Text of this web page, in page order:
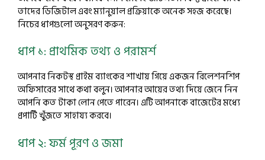
তাদের ডিজিটাল এবং ম্যানুয়াল প্রক্রিয়াকে অনেক সহজ করেছে।
নিচের ধাপগুলো অনুসরণ করুন:
ধাপ ১: প্রাথমিক তথ্য ও পরামর্শ
আপনার নিকটস্থ প্রাইম ব্যাংকের শাখায় গিয়ে একজন রিলেশনশিপ
অফিসারের সাথে কথা বলুন। আপনার আয়ের তথ্য দিয়ে জেনে নিন
আপনি কত টাকা লোন পেতে পারেন। এটি আপনাকে বাজেটের মধ্যে
প্রপার্টি খুঁজতে সাহায্য করবে।
ধাপ ২: ফর্ম পূরণ ও জমা